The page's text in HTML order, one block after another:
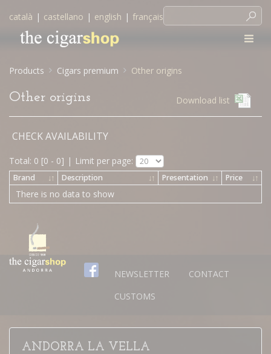
català | castellano | english | français
Products Cigars premium Other origins
Other origins Download list
CHECK AVAILABILITY
Total: 0 [0 - 0] | Limit per page:
↓↑
Brand ↓↑
Description ↓↑
Presentation ↓↑
Price
There is no data to show
NEWSLETTER
CONTACT
CUSTOMS
ANDORRA LA VELLA